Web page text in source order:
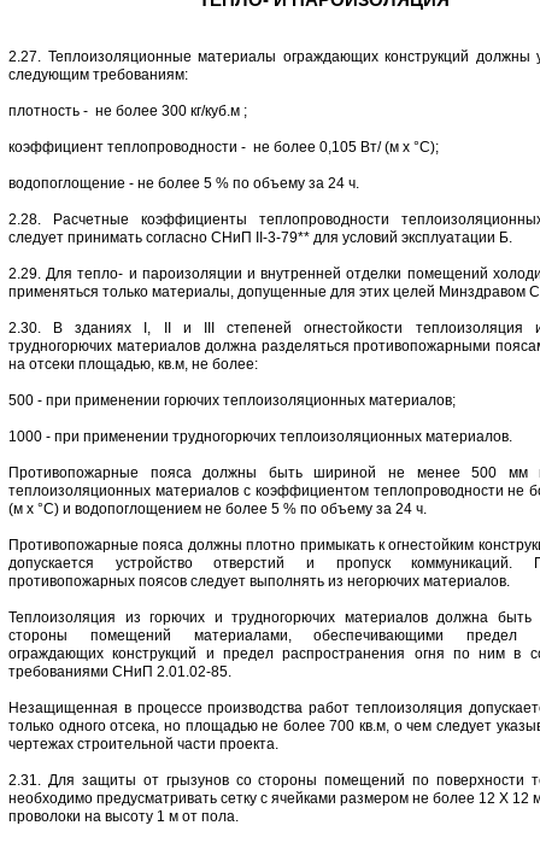
2.27. Теплоизоляционные материалы ограждающих конструкций должны
следующим требованиям:
плотность - не более 300 кг/куб.м ;
коэффициент теплопроводности - не более 0,105 Вт/ (м х °С);
водопоглощение - не более 5 % по объему за 24 ч.
2.28. Расчетные коэффициенты теплопроводности
следует принимать согласно СНиП II-3-79** для условий эксплуатации Б.
2.29. Для тепло- и пароизоляции и внутренней отделки помещений
применяться только материалы, допущенные для этих целей Минздравом
2.30. В зданиях I, II и III степеней огнестойкости теплоизоляция
трудногорючих материалов должна разделяться противопожарными
на отсеки площадью, кв.м, не более:
500 - при применении горючих теплоизоляционных материалов;
1000 - при применении трудногорючих теплоизоляционных материалов.
Противопожарные пояса должны быть шириной не менее 500 мм
теплоизоляционных материалов с коэффициентом теплопроводности не
(м х °С) и водопоглощением не более 5 % по объему за 24 ч.
Противопожарные пояса должны плотно примыкать к огнестойким
допускается устройство отверстий и пропуск коммуникаций.
противопожарных поясов следует выполнять из негорючих материалов.
Теплоизоляция из горючих и трудногорючих материалов должна
стороны помещений материалами, обеспечивающими предел
ограждающих конструкций и предел распространения огня по ним в
требованиями СНиП 2.01.02-85.
Незащищенная в процессе производства работ теплоизоляция
только одного отсека, но площадью не более 700 кв.м, о чем следует
чертежах строительной части проекта.
2.31. Для защиты от грызунов со стороны помещений по поверхности
необходимо предусматривать сетку с ячейками размером не более 12 Х 12
проволоки на высоту 1 м от пола.